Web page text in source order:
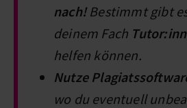
nach!Bestimmt gibt
deinem Fach
helfen können.
Nutze
wo du eventuell